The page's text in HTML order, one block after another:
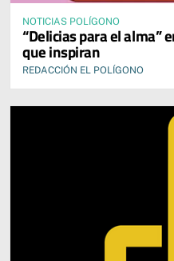
NOTICIAS POLÍGONO
“Delicias para el alma”
que inspiran
REDACCIÓN EL POLÍGONO